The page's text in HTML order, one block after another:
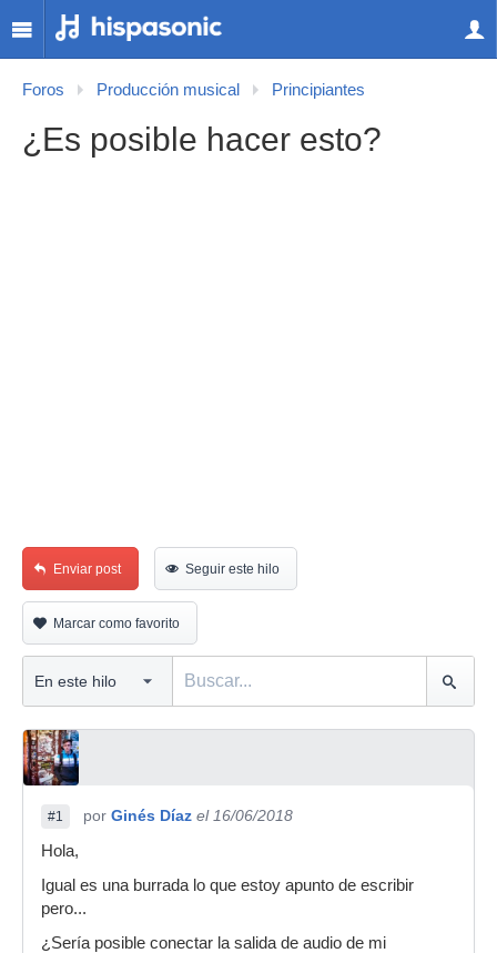
Foros Producción musical Principiantes
¿Es posible hacer esto?
Enviar post Seguir este hilo
Marcar como favorito
#1 por Ginés Díaz el 16/06/2018
Hola,
Igual es una burrada lo que estoy apunto de escribir
pero...
¿Sería posible conectar la salida de audio de mi